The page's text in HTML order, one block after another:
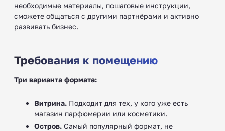
необходимые материалы, пошаговые инструкции,
сможете общаться с другими партнёрами и активно
развивать бизнес.
Требования к помещению
Три варианта формата:
Витрина. Подходит для тех, у кого уже есть
магазин парфюмерии или косметики.
Остров. Самый популярный формат, не